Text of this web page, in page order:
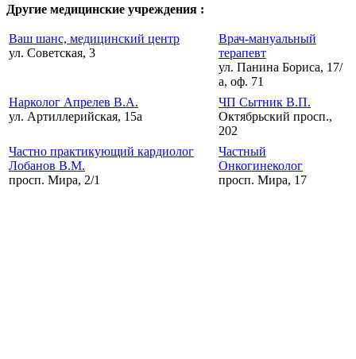
Другие медицинские учреждения :
Ваш шанс, медицинский центр
ул. Советская, 3
Врач-мануальный
терапевт
ул. Панина Бориса, 17/
а, оф. 71
Нарколог Апрелев В.А.
ул. Артиллерийская, 15а
ЧП Сытник В.П.
Октябрьский просп.,
202
Частно практикующий кардиолог
Лобанов В.М.
просп. Мира, 2/1
Частный
Онкогинеколог
просп. Мира, 17